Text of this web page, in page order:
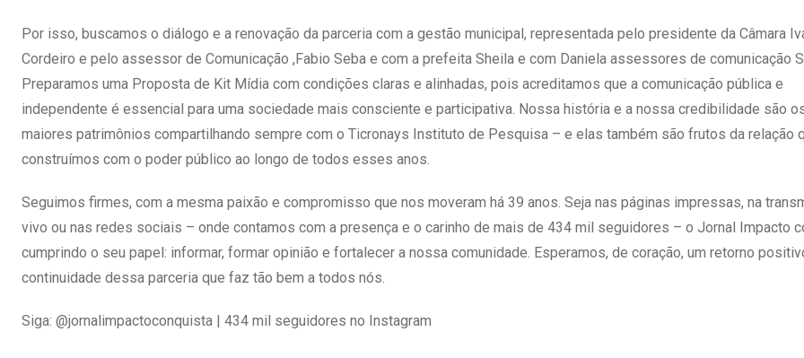
Por isso, buscamos o diálogo e a renovação da parceria com a gestão municipal, representada pelo presidente da Câmara
Cordeiro e pelo assessor de Comunicação ,Fabio Seba e com a prefeita Sheila e com Daniela assessores de comunicação
Preparamos uma Proposta de Kit Mídia com condições claras e alinhadas, pois acreditamos que a comunicação pública e
independente é essencial para uma sociedade mais consciente e participativa. Nossa história e a nossa credibilidade são
maiores patrimônios compartilhando sempre com o Ticronays Instituto de Pesquisa – e elas também são frutos da relação
construímos com o poder público ao longo de todos esses anos.
Seguimos firmes, com a mesma paixão e compromisso que nos moveram há 39 anos. Seja nas páginas impressas, na
vivo ou nas redes sociais – onde contamos com a presença e o carinho de mais de 434 mil seguidores – o Jornal Impacto
cumprindo o seu papel: informar, formar opinião e fortalecer a nossa comunidade. Esperamos, de coração, um retorno
continuidade dessa parceria que faz tão bem a todos nós.
Siga: @jornalimpactoconquista | 434 mil seguidores no Instagram